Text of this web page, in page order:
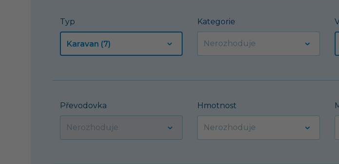
Typ Kategorie
Převodovka Hmotnost